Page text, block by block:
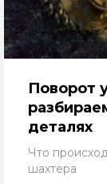
Поворот
деталях
Что
шахтера